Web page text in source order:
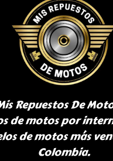
Repuestos De
de motos por
de motos más
Colombia.